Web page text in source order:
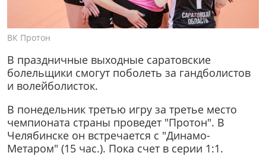
ВК Протон
В праздничные выходные саратовские
болельщики смогут поболеть за гандболистов
и волейболисток.
В понедельник третью игру за третье место
чемпионата страны проведет "Протон". В
Челябинске он встречается с "Динамо-
Метаром" (15 час.). Пока счет в серии 1:1.